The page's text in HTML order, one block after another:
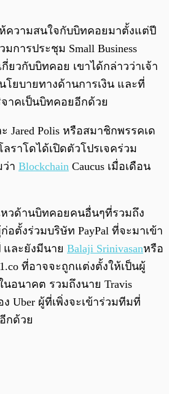
ความสนใจกับบิทคอยมาตั้งแต่ปี
มการประชุม Small Business
กี่ยวกับบิทคอย เขาได้กล่าวว่าเจ้า
ยบายทางด้านการเงิน และที่
าคเป็นบิทคอยอีกด้วย
Jared Polis หรือสมาชิกพรรคเด
ราโดได้เปิดตัวโปรเจคร่วม
า Blockchain Caucus เมื่อเดือน
วด้านบิทคอยคนอื่นๆที่รวมถึง
อตั้งร่วมบริษัท PayPal ที่จะมาเข้า
ละยังมีนาย Balaji Srinivasanหรือ
ที่อาจจะถูกแต่งตั้งให้เป็นผู้
นอนาคต รวมถึงนาย Travis
ง Uber ผู้ที่เพิ่งจะเข้าร่วมทีมที่
กด้วย